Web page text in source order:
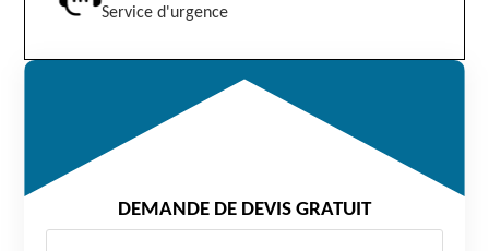
Service d'urgence
DEMANDE DE DEVIS GRATUIT